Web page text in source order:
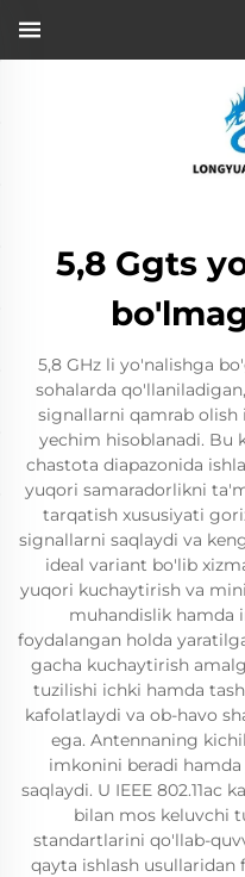
5,8 Ggts
5,8 GHz li yo'nalishga
sohalarda
signallarni qamrab
yechim hisoblanadi. Bu
chastota diapazonida
yuqori samaradorlikni
tarqatish xususiyati
signallarni saqlaydi va
ideal variant bo'lib
yuqori kuchaytirish va
muhandislik hamda
foydalangan holda
gacha kuchaytirish
tuzilishi ichki hamda
kafolatlaydi va ob-havo
ega. Antennaning
imkonini beradi
saqlaydi. U IEEE 802.11ac
bilan mos keluvchi
standartlarini qo'llab-
qayta ishlash